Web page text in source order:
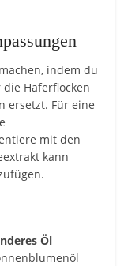
indem du
Haferflocken
ersetzt. Für eine
mit den
kann
Öl